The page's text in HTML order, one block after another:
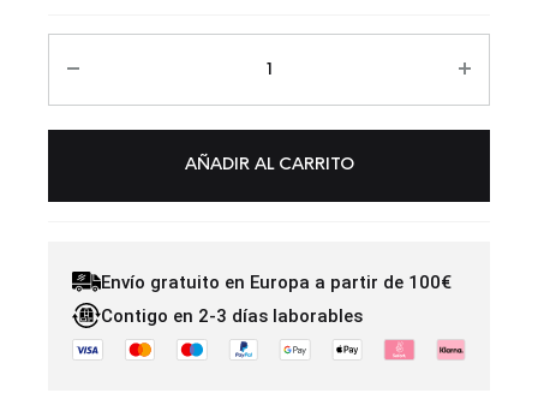
AÑADIR AL CARRITO
Envío gratuito en Europa a partir de 100€
Contigo en 2-3 días laborables